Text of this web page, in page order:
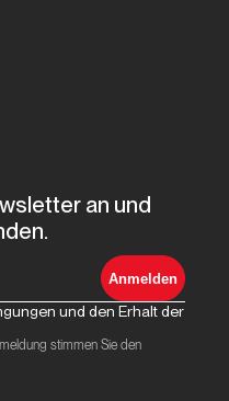
an und
Anmelden
und den Erhalt der
stimmen Sie den